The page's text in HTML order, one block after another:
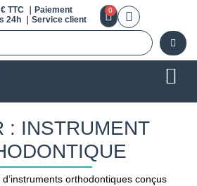
TTC ｜Paiement
24h ｜Service client
0
: INSTRUMENT
orthodontiques conçus